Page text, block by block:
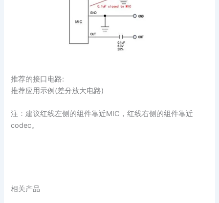
推荐的接口电路:
推荐应用示例(差分放大电路)
注：建议红线左侧的组件靠近MIC，红线右侧的组件靠近
codec。
相关产品